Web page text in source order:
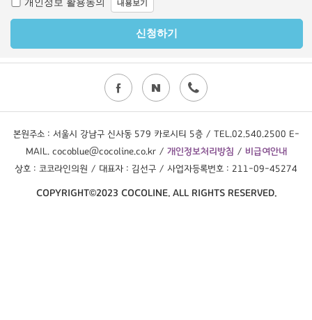
본원주소 : 서울시 강남구 신사동 579 카로시티 5층 / TEL.02.540.2500 E-
MAIL. cocoblue@cocoline.co.kr / 개인정보처리방침 / 비급여안내
상호 : 코코라인의원 / 대표자 : 김선구 / 사업자등록번호 : 211-09-45274
COPYRIGHT©2023 COCOLINE. ALL RIGHTS RESERVED.